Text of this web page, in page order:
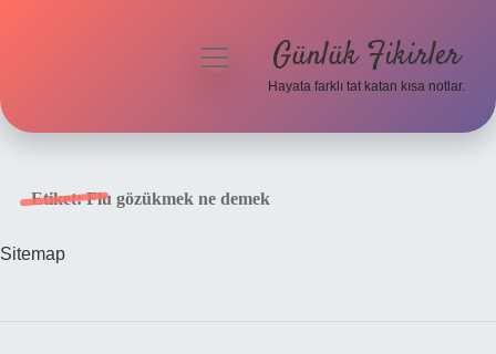
menüyü
Günlük Fikirler
Hayata farklı tat katan kısa notlar.
Etiket:Flu gözükmek ne demek
Sitemap